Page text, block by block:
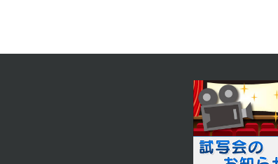
2025年01月08日 放送
第6話